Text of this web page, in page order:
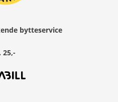
bytteservice
25,-